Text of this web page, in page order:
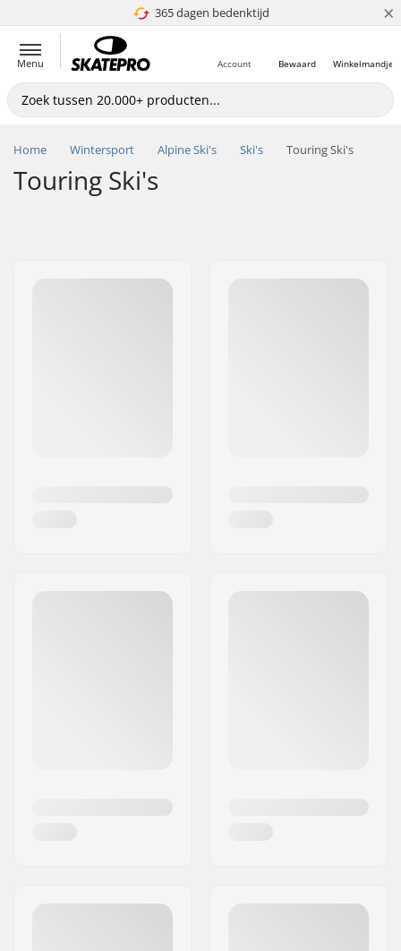
365 dagen bedenktijd
4.8 van 5 ×
Menu Winkelmandje
Bewaard
Account
Home Wintersport Alpine Ski's Ski's Touring Ski's
Touring Ski's